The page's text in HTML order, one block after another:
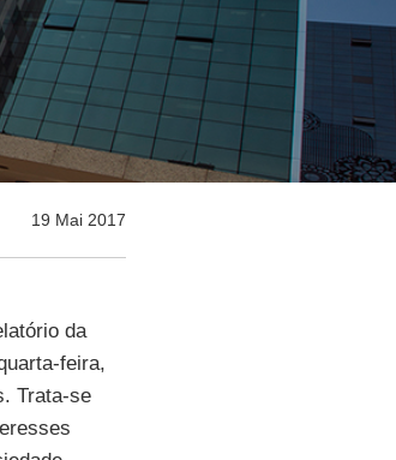
19 Mai 2017
da
feira,
Trata-se